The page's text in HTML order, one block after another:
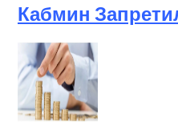
Кабмин